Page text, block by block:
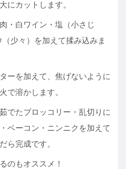
にカットします。
・白ワイン・塩（小さじ
少々）を加えて揉み込みま
ーを加えて、焦げないように
で溶かします。
でたブロッコリー・乱切りに
ベーコン・ニンニクを加えて
ら完成です。
のもオススメ！